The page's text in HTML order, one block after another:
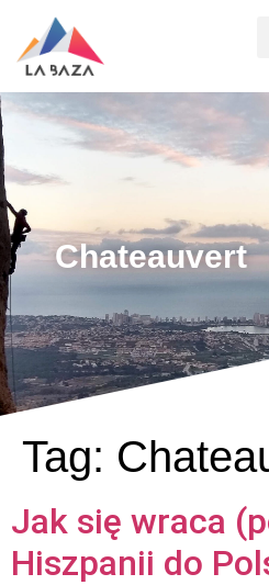
Chateauvert
Tag:
Jak się wraca
Hiszpanii do